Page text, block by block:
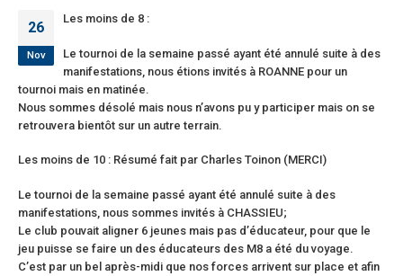
26
Nov
Les moins de 8 :
Le tournoi de la semaine passé ayant été annulé suite à des
manifestations, nous étions invités à ROANNE pour un
tournoi mais en matinée.
Nous sommes désolé mais nous n’avons pu y participer mais on se
retrouvera bientôt sur un autre terrain.
Les moins de 10 : Résumé fait par Charles Toinon (MERCI)
Le tournoi de la semaine passé ayant été annulé suite à des
manifestations, nous sommes invités à CHASSIEU;
Le club pouvait aligner 6 jeunes mais pas d’éducateur, pour que le
jeu puisse se faire un des éducateurs des M8 a été du voyage.
C’est par un bel après-midi que nos forces arrivent sur place et afin